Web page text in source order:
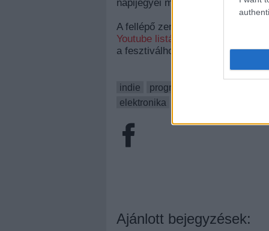
napijegyei már kaphatóak.
A fellépő zenekarok egy-egy
Youtube listán
a fesztiválhoz kapcsolódó
indie programajánló
elektronika
Ajánlott bejegyzések: